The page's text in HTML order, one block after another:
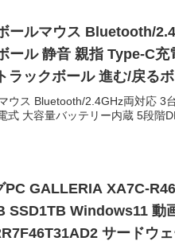
ールマウス Bluetooth/
ール 静音 親指 Type-C
ラックボール 進む/戻る
対応(ブラック) 【
ウス Bluetooth/2.4GHz両対応 3
式 大容量バッテリー内蔵 5段階
PC GALLERIA XA7C-
SSD1TB Windows11 動
サードウ